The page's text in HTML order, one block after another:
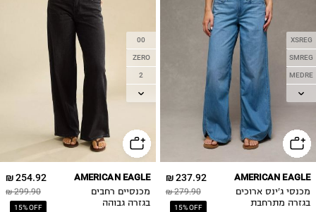
XSREG
SMREG
MEDRE
LGREG
237.92 ₪
279.90 ₪
15% OFF
AMERICAN EAGLE
מכנסי ג'ינס ארוכים
בגזרה מתרחבת
00
ZERO
2
4
10
12
14
254.92 ₪
299.90 ₪
15% OFF
AMERICAN EAGLE
מכנסיים רחבים
בגזרה גבוהה